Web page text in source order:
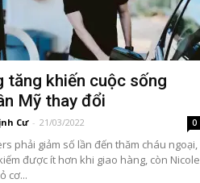
tăng khiến cuộc sống
Mỹ thay đổi
Cư - 21/03/2022 0
phải giảm số lần đến thăm cháu ngoại,
được ít hơn khi giao hàng, còn Nicole
cơ...